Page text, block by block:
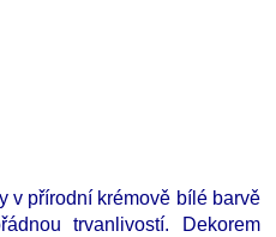
v přírodní krémově bílé barvě
trvanlivostí. Dekorem